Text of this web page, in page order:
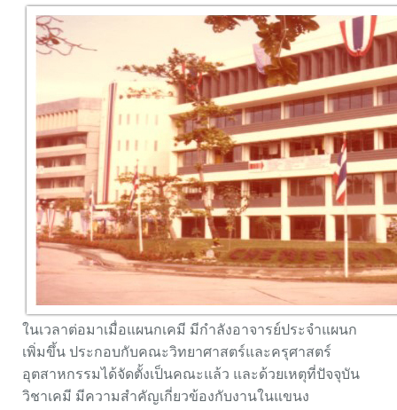
ในเวลาต่อมาเมื่อแผนกเคมี มีกำลังอาจารย์ประจำแผนก
เพิ่มขึ้น ประกอบกับคณะวิทยาศาสตร์และครุศาสตร์
อุตสาหกรรมได้จัดตั้งเป็นคณะแล้ว และด้วยเหตุที่ปัจจุบัน
วิชาเคมี มีความสำคัญเกี่ยวข้องกับงานในแขนง